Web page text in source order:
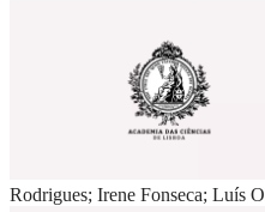
Rodrigues; Irene Fonseca; Luís